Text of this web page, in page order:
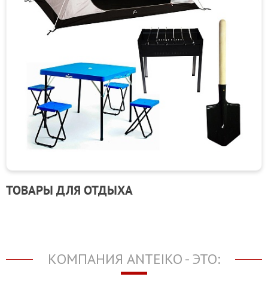
ТОВАРЫ ДЛЯ ОТДЫХА
КОМПАНИЯ ANTEIKO - ЭТО: